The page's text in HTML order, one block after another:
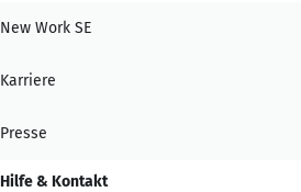
New Work SE
Karriere
Presse
Hilfe & Kontakt